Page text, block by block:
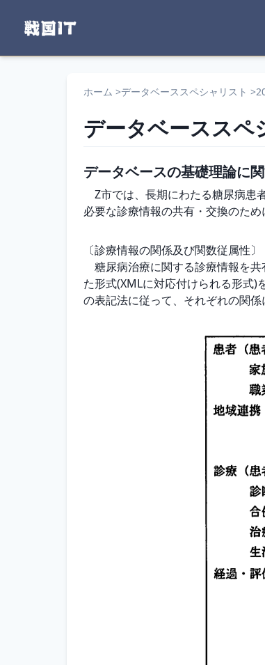
ホーム >データベーススペシャリスト >
データベーススペ
データベースの基礎理論に
Z市では、長期にわたる糖尿病患
必要な診療情報の共有・交換のた
〔診療情報の関係及び関数従属性〕
糖尿病治療に関する診療情報を
た形式(XMLに対応付けられる形式
の表記法に従って、それぞれの関